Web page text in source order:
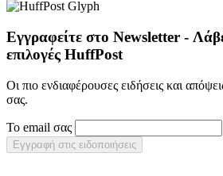
Εγγραφείτε στο Newsletter -
επιλογές HuffPost
Οι πιο ενδιαφέρουσες ειδήσεις και
σας.
Το email σας
Εγγραφή στις ειδοποιήσεις